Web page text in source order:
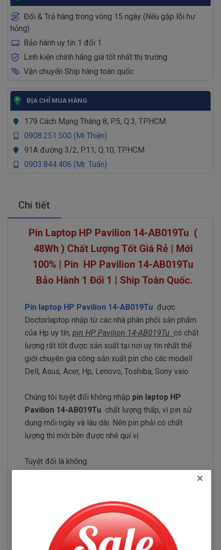
Đổi & Trả hàng trong vòng 15 ngày (Nếu gặp lỗi hư
hỏng)
Bảo hành uy tín 1 đổi 1
Linh kiện chính hãng giá tốt nhất thị trường
Vận chuyển Ship hàng toàn quốc
ĐỊA CHỈ MUA HÀNG
179 Cách Mạng Tháng 8, P.5, Q.3, TP.HCM
0908.251.500 (Mr.Thiện)
91A đường 3/2, P.11, Q.10, TP.HCM
0903.844.406 (Mr. Tuấn)
Chi tiết
Pin Laptop HP Pavilion 14-AB019Tu (
48Wh ) Chất Lượng Tốt Giá Rẻ | Mới
100% | Pin HP Pavilion 14-AB019Tu
Bảo Hành 1 Đổi 1 | Ship Toàn Quốc.
Pin laptop HP Pavilion 14-AB019Tu được
Doctorlaptop nhập từ các nhà phân phối sản phẩm
của Hp uy tín, pin HP Pavilion 14-AB019Tu có chất
lượng rất tốt được sản xuất tại nơi uy tín nhất thế
giới chuyên gia công sản xuất pin cho các modell
Dell, Asus, Acer, Hp, Lenovo, Toshiba, Sony vaio.
Chúng tôi tuyệt đối không nhập pin laptop HP
Pavilion 14-AB019Tu chất lượng thấp, vì pin sử
dụng mổi ngày và lâu dài. Nên pin phải có chất
lượng thì mới bền được nhé quí vị.
Tuyệt đối là không.
chăm chỉ test pin và kiểm tra pin liên tục để chỉ
tuyển chọn những nhà phân phối pin có uy tín và
chuyên sản xuất pin chất lượng tốt.
×